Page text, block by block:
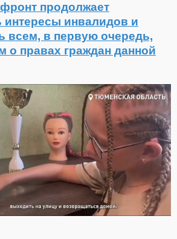
продолжает
интересы инвалидов и
всем, в первую очередь,
о правах граждан данной